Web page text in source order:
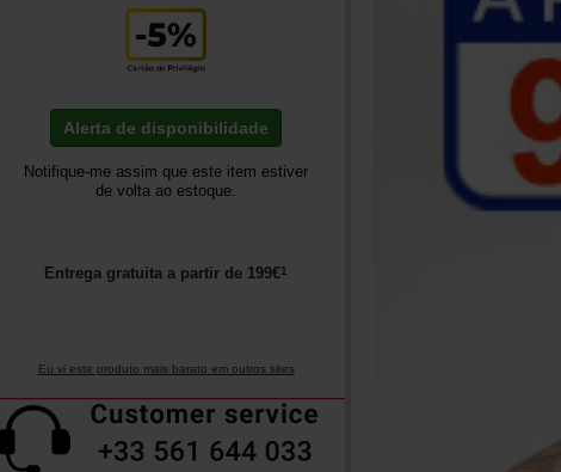
Alerta de disponibilidade
Notifique-me assim que este item estiver
de volta ao estoque.
Entrega gratuita a partir de 199€1
Eu vi este produto mais barato em outros sites